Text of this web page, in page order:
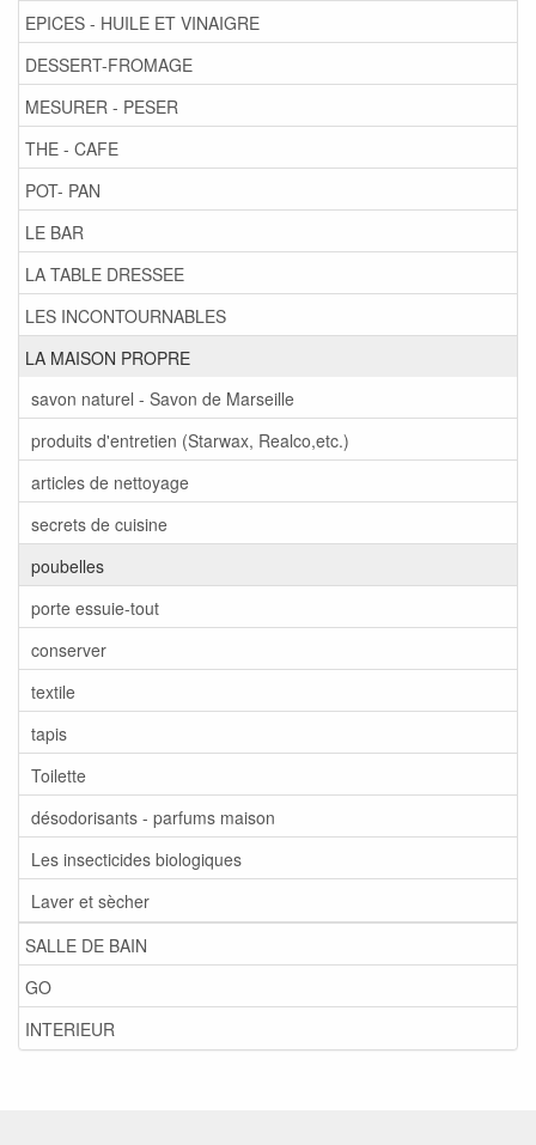
EPICES - HUILE ET VINAIGRE
DESSERT-FROMAGE
MESURER - PESER
THE - CAFE
POT- PAN
LE BAR
LA TABLE DRESSEE
LES INCONTOURNABLES
LA MAISON PROPRE
savon naturel - Savon de Marseille
produits d'entretien (Starwax, Realco,etc.)
articles de nettoyage
secrets de cuisine
poubelles
porte essuie-tout
conserver
textile
tapis
Toilette
désodorisants - parfums maison
Les insecticides biologiques
Laver et sècher
SALLE DE BAIN
GO
INTERIEUR